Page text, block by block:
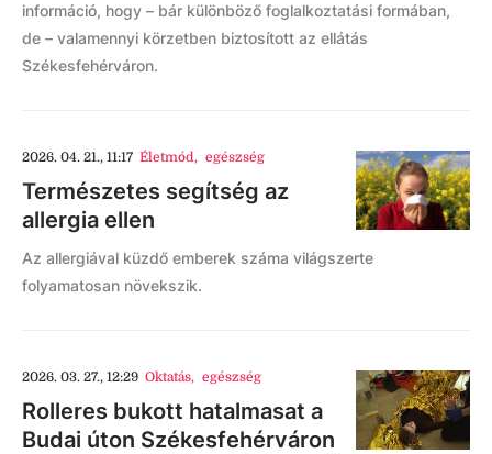
információ, hogy – bár különböző foglalkoztatási formában,
de – valamennyi körzetben biztosított az ellátás
Székesfehérváron.
2026. 04. 21., 11:17 Életmód, egészség
Természetes segítség az
allergia ellen
Az allergiával küzdő emberek száma világszerte
folyamatosan növekszik.
2026. 03. 27., 12:29 Oktatás, egészség
Rolleres bukott hatalmasat a
Budai úton Székesfehérváron